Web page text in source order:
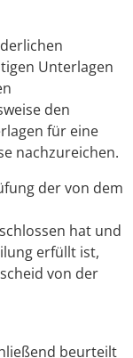
Unterlagen
den
für eine
nachzureichen.
der von dem
hat und
erfüllt ist,
von der
beurteilt